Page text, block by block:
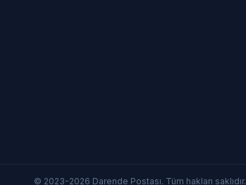
© 2023-2026 Darende Postası. Tüm hakları saklıdır.